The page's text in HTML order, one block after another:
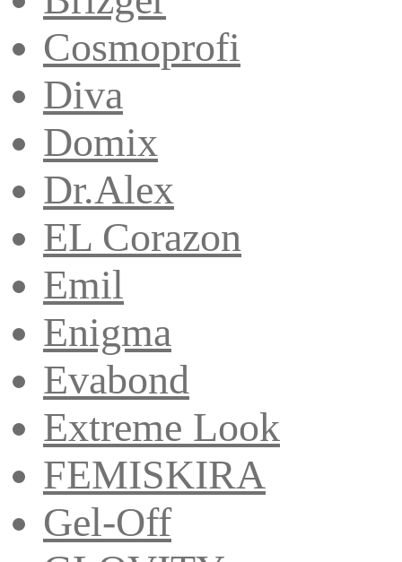
Cosmoprofi
Diva
Domix
Dr.Alex
EL Corazon
Emil
Enigma
Evabond
Extreme Look
FEMISKIRA
Gel-Off